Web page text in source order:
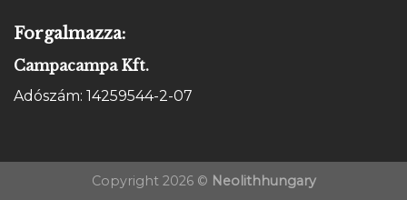
Forgalmazza:
Campacampa Kft.
Adószám: 14259544-2-07
Copyright 2026 © Neolithhungary